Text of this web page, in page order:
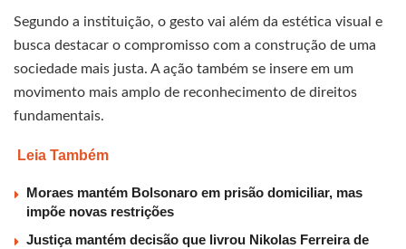
Segundo a instituição, o gesto vai além da estética visual e
busca destacar o compromisso com a construção de uma
sociedade mais justa. A ação também se insere em um
movimento mais amplo de reconhecimento de direitos
fundamentais.
Leia Também
Moraes mantém Bolsonaro em prisão domiciliar, mas
impõe novas restrições
Justiça mantém decisão que livrou Nikolas Ferreira de